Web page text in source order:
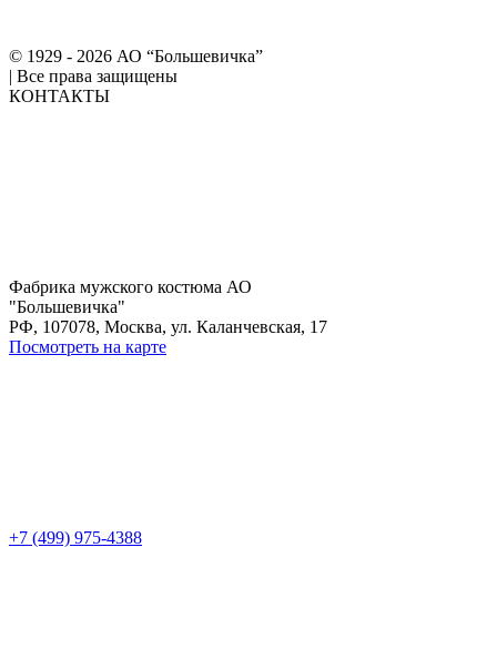
© 1929 - 2026 АО “Большевичка”
| Все права защищены
КОНТАКТЫ
Фабрика мужского костюма АО
"Большевичка"
РФ, 107078, Москва, ул. Каланчевская, 17
Посмотреть на карте
+7 (499) 975-4388